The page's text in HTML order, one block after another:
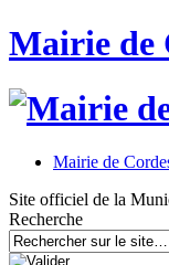
Mairie de
Mairie de
Site officiel de la
Recherche